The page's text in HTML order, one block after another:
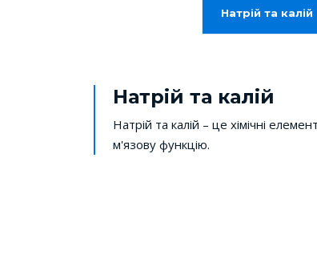
Натрій та калій
Натрій та калій
Натрій та калій – це хімічні
м'язову функцію.